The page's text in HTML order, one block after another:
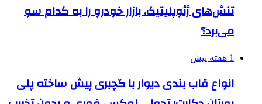
تنش‌های ژئوپلیتیک، بازار خودرو را به کدام سو
می‌برد؟
1 هفته پیش
انواع قاب بندی دیوار با گچبری پیش ساخته پلی